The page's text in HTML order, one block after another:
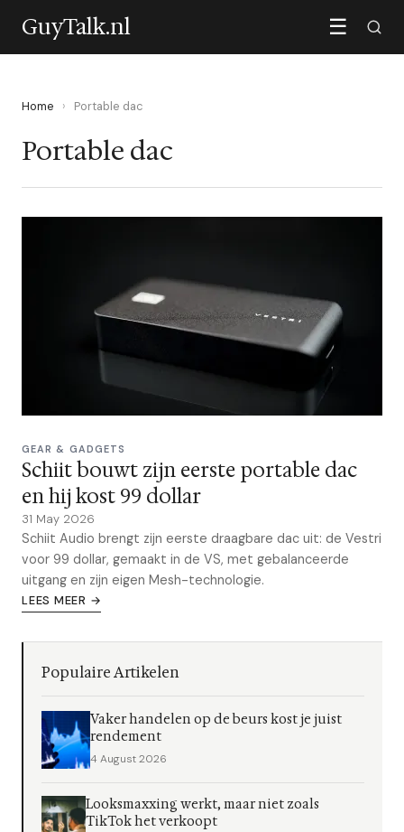
GuyTalk.nl ☰
Home › Portable dac
Portable dac
GEAR & GADGETS
Schiit bouwt zijn eerste portable dac
en hij kost 99 dollar
31 May 2026
Schiit Audio brengt zijn eerste draagbare dac uit: de Vestri
voor 99 dollar, gemaakt in de VS, met gebalanceerde
uitgang en zijn eigen Mesh-technologie.
LEES MEER →
Populaire Artikelen
Vaker handelen op de beurs kost je juist
rendement
4 August 2026
Looksmaxxing werkt, maar niet zoals
TikTok het verkoopt